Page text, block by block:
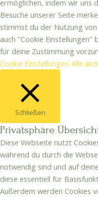
ermöglichen, indem wir uns
Besuche unserer Seite
stimmst du der Nutzung
auch "Cookie Einstellungen"
für deine Zustimmung
Cookie Einstellungen Alle
Schließen
Privatsphäre
Diese Webseite nutzt
während du durch die
notwendig sind und auf
diese essentiell für
Außerdem werden Cookies